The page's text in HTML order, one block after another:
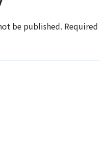
be published.